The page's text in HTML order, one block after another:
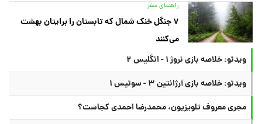
راهنمای سفر
۷ جنگل خنک شمال که تابستان را برایتان بهشت
می‌کنند
ویدئو: خلاصه بازی نروژ ۱ - انگلیس ۲
ویدئو: خلاصه بازی آرژانتین ۳ - سوئیس ۱
مجری معروف تلویزیون، محمدرضا احمدی کجاست؟